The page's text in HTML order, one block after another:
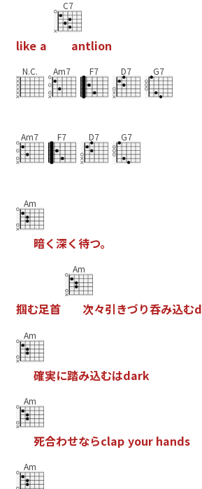
like a
C7
antlion
N.C. Am7 F7 D7 G7
Am7 F7 D7 G7
Am
暗く深く 待つ。
掴む足首
Am
次々引きづり呑み込むd
Am
確実に踏み込むはdark
Am
死合わせならclap your hands
Am